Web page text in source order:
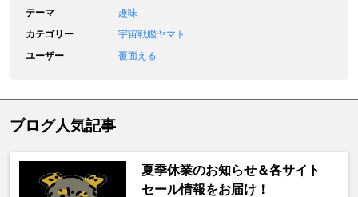
テーマ
趣味
カテゴリー
宇宙戦艦ヤマト
ユーザー
覆面える
ブログ人気記事
夏季休業のお知らせ＆各サイト
セール情報をお届け！